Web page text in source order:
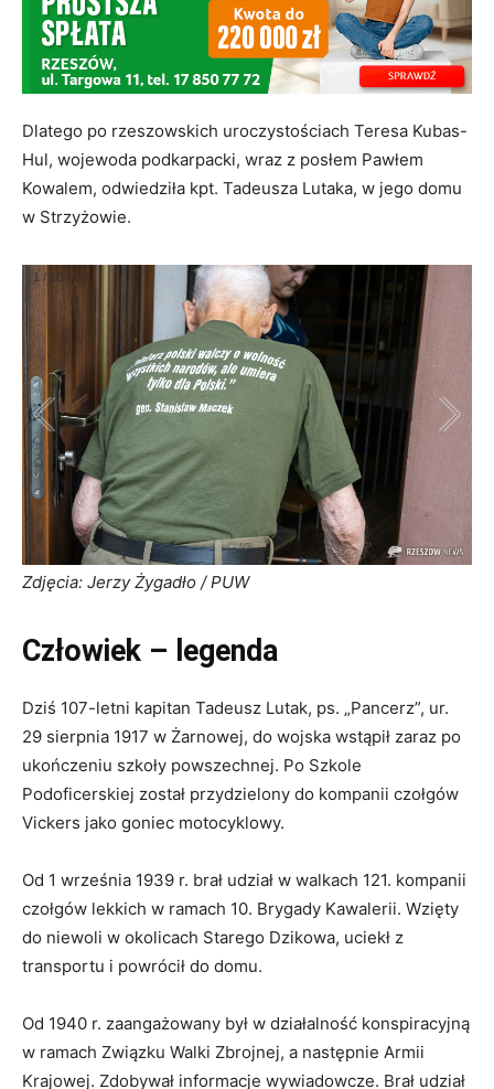
Dlatego po rzeszowskich uroczystościach Teresa Kubas-
Hul, wojewoda podkarpacki, wraz z posłem Pawłem
Kowalem, odwiedziła kpt. Tadeusza Lutaka, w jego domu
w Strzyżowie.
1 / 10
Zdjęcia: Jerzy Żygadło / PUW
Człowiek – legenda
Dziś 107-letni kapitan Tadeusz Lutak, ps. „Pancerz”, ur.
29 sierpnia 1917 w Żarnowej, do wojska wstąpił zaraz po
ukończeniu szkoły powszechnej. Po Szkole
Podoficerskiej został przydzielony do kompanii czołgów
Vickers jako goniec motocyklowy.
Od 1 września 1939 r. brał udział w walkach 121. kompanii
czołgów lekkich w ramach 10. Brygady Kawalerii. Wzięty
do niewoli w okolicach Starego Dzikowa, uciekł z
transportu i powrócił do domu.
Od 1940 r. zaangażowany był w działalność konspiracyjną
w ramach Związku Walki Zbrojnej, a następnie Armii
Krajowej. Zdobywał informacje wywiadowcze. Brał udział